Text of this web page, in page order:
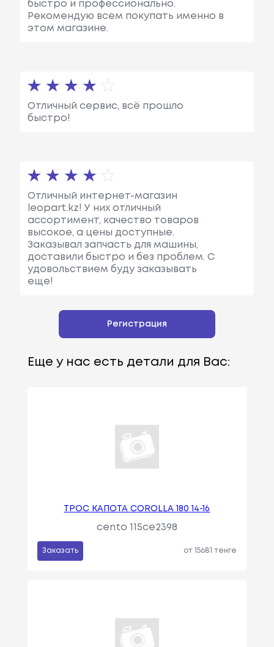
быстро и профессионально.
Рекомендую всем покупать именно в
этом магазине.
Отличный сервис, всё прошло
быстро!
Отличный интернет-магазин
leopart.kz! У них отличный
ассортимент, качество товаров
высокое, а цены доступные.
Заказывал запчасть для машины,
доставили быстро и без проблем. С
удовольствием буду заказывать
еще!
Регистрация
Еще у нас есть детали для Вас:
ТРОС КАПОТА COROLLA 180 14-16
cento 115ce2398
Заказать от 15681 тенге